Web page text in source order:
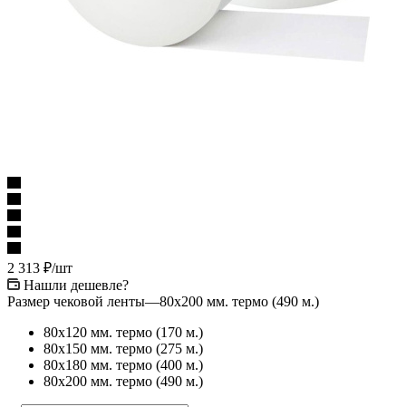
2 313 ₽/шт
Нашли дешевле?
Размер чековой ленты—80х200 мм. термо (490 м.)
80х120 мм. термо (170 м.)
80х150 мм. термо (275 м.)
80х180 мм. термо (400 м.)
80х200 мм. термо (490 м.)